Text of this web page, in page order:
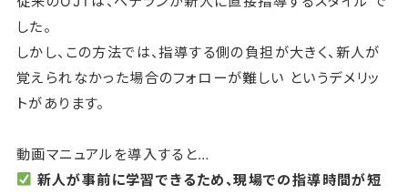
した。
しかし、この方法では、指導する側の負担が大きく、新人が
覚えられなかった場合のフォローが難しい というデメリッ
トがあります。
動画マニュアルを導入すると…
新人が事前に学習できるため、現場での指導時間が短